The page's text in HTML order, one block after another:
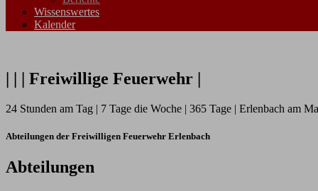
Wissenswertes
Kalender
| | | Freiwillige Feuerwehr |
24 Stunden am Tag | 7 Tage die Woche | 365 Tage | Erlenbach am
Abteilungen der Freiwilligen Feuerwehr Erlenbach
Abteilungen